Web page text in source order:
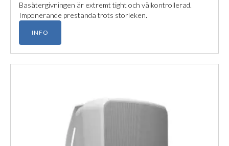
Basåtergivningen är extremt tight och välkontrollerad.
Imponerande prestanda trots storleken.
INFO